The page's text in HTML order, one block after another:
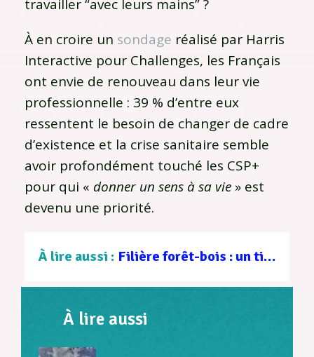
travailler “avec leurs mains” ?
À en croire un sondage réalisé par Harris
Interactive pour Challenges, les Français
ont envie de renouveau dans leur vie
professionnelle : 39 % d’entre eux
ressentent le besoin de changer de cadre
d’existence et la crise sanitaire semble
avoir profondément touché les CSP+
pour qui « donner un sens à sa vie » est
devenu une priorité.
À lire aussi : Filière forêt-bois : un tissu d’entreprises au service d’une gestion durable
À lire aussi